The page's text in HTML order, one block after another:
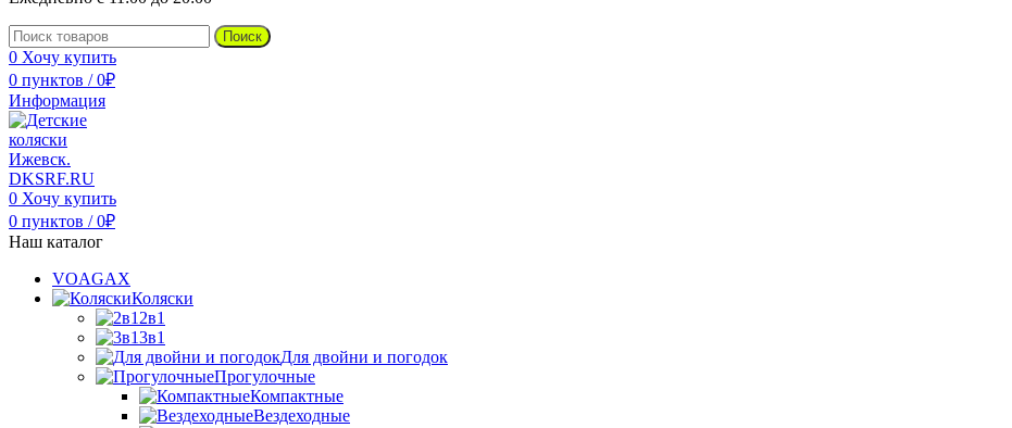
Поиск
0 Хочу купить
0 пунктов / 0₽
Информация
0 Хочу купить
0 пунктов / 0₽
Наш каталог
VOAGAX
Коляски
2в1
3в1
Для двойни и погодок
Прогулочные
Компактные
Вездеходные